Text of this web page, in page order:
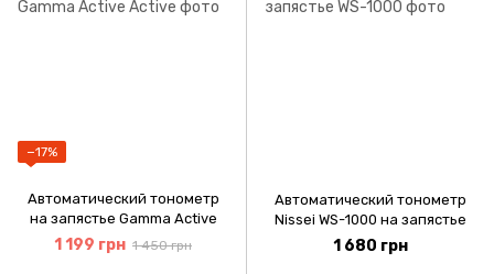
−17%
Автоматический тонометр
на запястье Gamma Active
1 199 грн 1 450 грн
Автоматический тонометр
Nissei WS-1000 на запястье
1 680 грн